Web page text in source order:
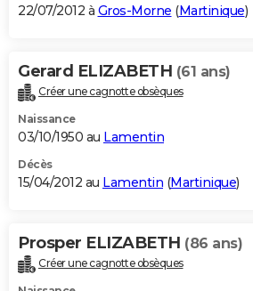
22/07/2012 à Gros-Morne (Martinique)
Gerard ELIZABETH (61 ans)
Créer une cagnotte obsèques
Naissance
03/10/1950 au Lamentin
Décès
15/04/2012 au Lamentin (Martinique)
Prosper ELIZABETH (86 ans)
Créer une cagnotte obsèques